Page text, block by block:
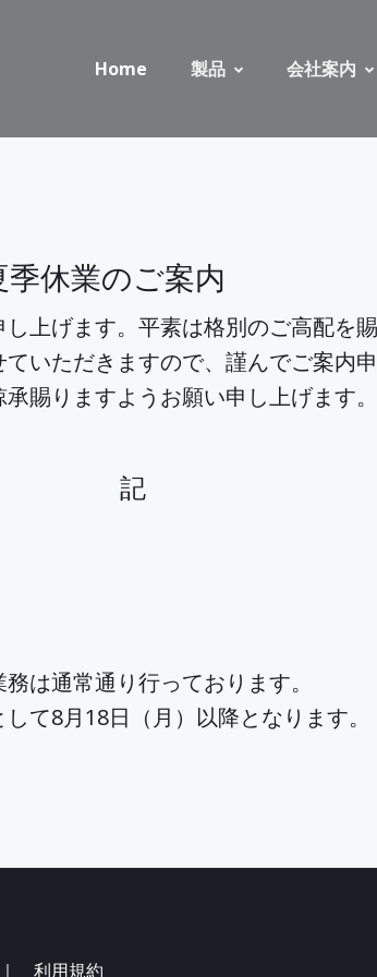
Home 製品 会社案内
季休業のご案内
げます。平素は格別のご高配を
いただきますので、謹んでご案内
賜りますようお願い申し上げます。
記
は通常通り行っております。
8月18日（月）以降となります。
利用規約